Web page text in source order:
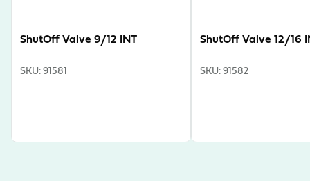
ShutOff Valve 9/12 INT
SKU: 91581
ShutOff Valve 12/16
SKU: 91582